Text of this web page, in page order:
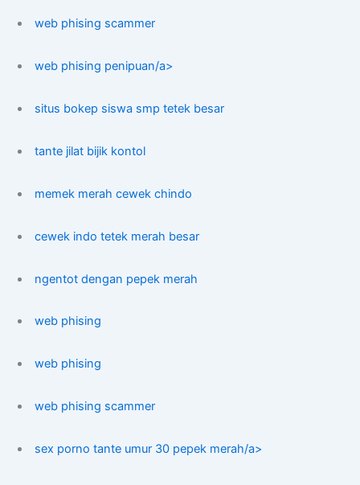
web phising scammer
web phising penipuan/a>
situs bokep siswa smp tetek besar
tante jilat bijik kontol
memek merah cewek chindo
cewek indo tetek merah besar
ngentot dengan pepek merah
web phising
web phising
web phising scammer
sex porno tante umur 30 pepek merah/a>